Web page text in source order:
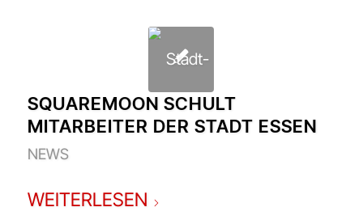
SQUAREMOON SCHULT
MITARBEITER DER STADT ESSEN
NEWS
WEITERLESEN